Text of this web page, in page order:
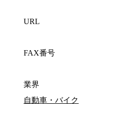
URL
FAX番号
業界
自動車・バイク